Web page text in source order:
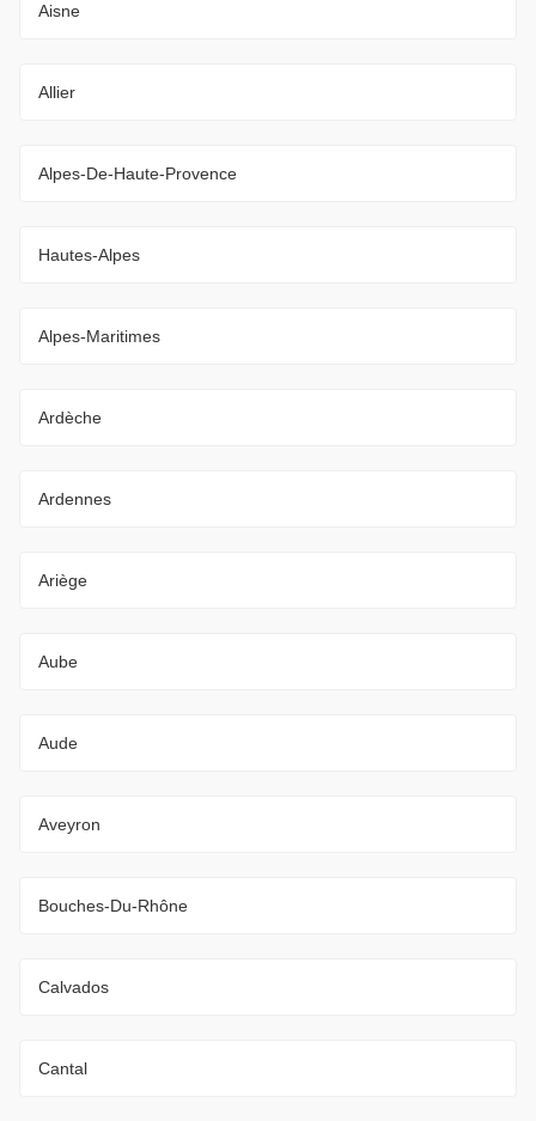
Aisne
Allier
Alpes-De-Haute-Provence
Hautes-Alpes
Alpes-Maritimes
Ardèche
Ardennes
Ariège
Aube
Aude
Aveyron
Bouches-Du-Rhône
Calvados
Cantal